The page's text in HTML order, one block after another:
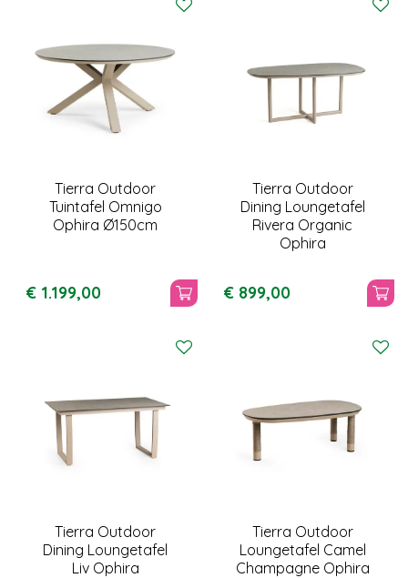
Tierra Outdoor
Tuintafel Omnigo
Ophira Ø150cm
€ 1.199,00
Tierra Outdoor
Dining Loungetafel
Rivera Organic
Ophira
€ 899,00
Tierra Outdoor
Dining Loungetafel
Liv Ophira
Tierra Outdoor
Loungetafel Camel
Champagne Ophira